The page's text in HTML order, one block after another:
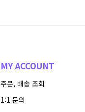
MY ACCOUNT
주문, 배송 조회
1:1 문의